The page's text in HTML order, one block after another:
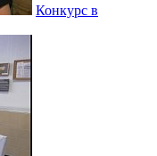
Конкурс в